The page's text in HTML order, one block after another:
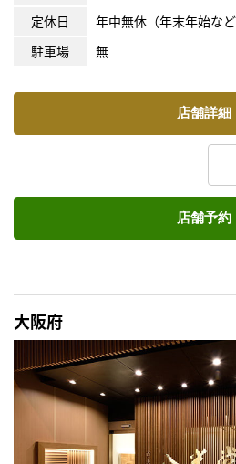
定休日
年中無休（年末年始など
駐車場
無
店舗詳細
店舗予約
大阪府